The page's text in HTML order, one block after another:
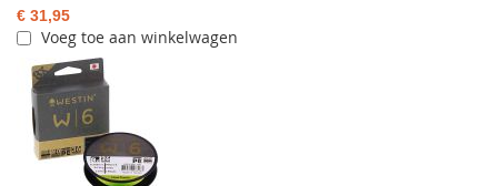
€ 31,95
Voeg toe aan winkelwagen